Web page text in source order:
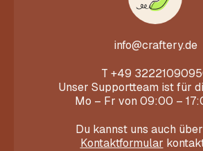
info@craftery.de
T +49
Unser Supportteam ist für
Mo – Fr von 09:00 –
Du kannst uns auch
Kontaktformular